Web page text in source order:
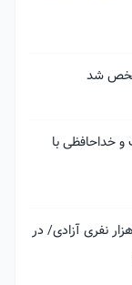
شد
و خداحافظی با
سالن ۱۸ هزار نفری به جای سالن ۱۲ هزار نفری آزادی/ در